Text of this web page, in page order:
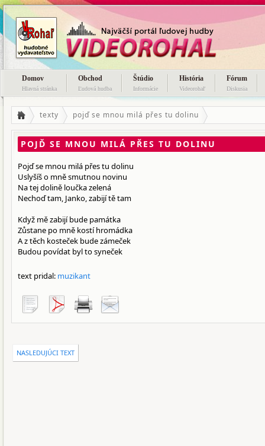
Domov
Hlavná stránka
Obchod
Ľudová hudba
Štúdio
Informácie
História
Videorohaľ
Fórum
Diskusia
texty pojď se mnou milá přes tu dolinu
POJĎ SE MNOU MILÁ PŘES TU DOLINU
Pojď se mnou milá přes tu dolinu
Uslyšíš o mně smutnou novinu
Na tej dolině loučka zelená
Nechoď tam, Janko, zabijí tě tam
Když mě zabijí bude památka
Zůstane po mně kostí hromádka
A z těch kosteček bude zámeček
Budou povídat byl to syneček
text pridal: muzikant
NASLEDUJÚCI TEXT